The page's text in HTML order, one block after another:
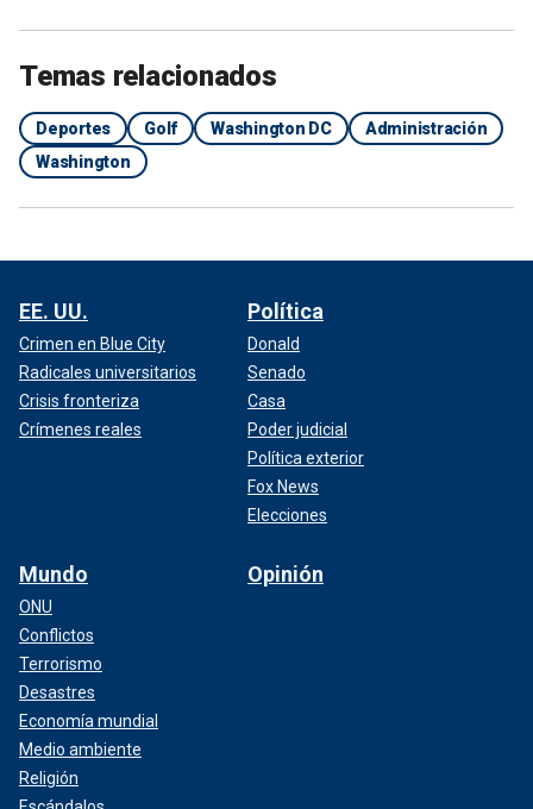
Temas relacionados
Deportes Golf Washington DC
Administración
Washington
EE. UU.
Crimen en Blue City
Radicales universitarios
Crisis fronteriza
Crímenes reales
Política
Donald
Senado
Casa
Poder judicial
Política exterior
Fox News
Elecciones
Mundo
ONU
Conflictos
Terrorismo
Desastres
Economía mundial
Medio ambiente
Religión
Opinión